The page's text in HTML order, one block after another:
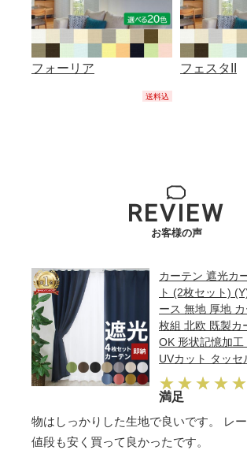
フォーリア
送料込
フェスタII
REVIEW
お客様の声
カーテン 遮光カ
ト (2枚セット)
ース 無地 厚地
枚組 北欧 既製カ
OK 形状記憶加工
UVカット タッセ
満足
物はしっかりした生地で良いです。 レ
値段も安く買って良かったです。